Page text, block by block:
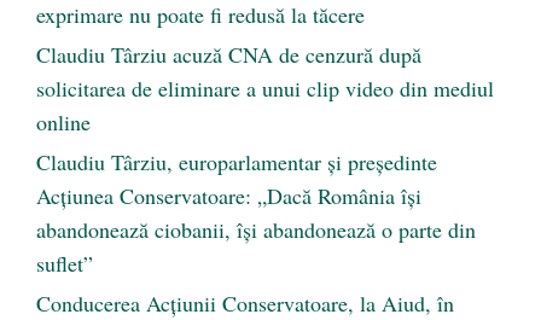
exprimare nu poate fi redusă la tăcere
Claudiu Târziu acuză CNA de cenzură după
solicitarea de eliminare a unui clip video din mediul
online
Claudiu Târziu, europarlamentar și președinte
Acțiunea Conservatoare: „Dacă România își
abandonează ciobanii, își abandonează o parte din
suflet”
Conducerea Acțiunii Conservatoare, la Aiud, în